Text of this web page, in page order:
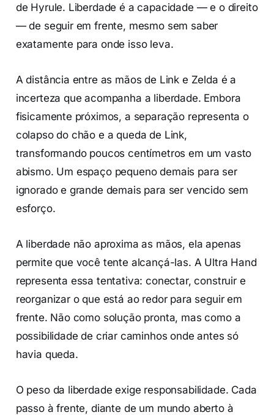
de Hyrule. Liberdade é a capacidade — e o direito
— de seguir em frente, mesmo sem saber
exatamente para onde isso leva.
A distância entre as mãos de Link e Zelda é a
incerteza que acompanha a liberdade. Embora
fisicamente próximos, a separação representa o
colapso do chão e a queda de Link,
transformando poucos centímetros em um vasto
abismo. Um espaço pequeno demais para ser
ignorado e grande demais para ser vencido sem
esforço.
A liberdade não aproxima as mãos, ela apenas
permite que você tente alcançá-las. A Ultra Hand
representa essa tentativa: conectar, construir e
reorganizar o que está ao redor para seguir em
frente. Não como solução pronta, mas como a
possibilidade de criar caminhos onde antes só
havia queda.
O peso da liberdade exige responsabilidade. Cada
passo à frente, diante de um mundo aberto à